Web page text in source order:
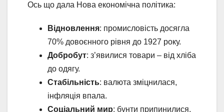
Ось що дала Нова економічна політика:
Відновлення: промисловість досягла
70% довоєнного рівня до 1927 року.
Добробут: з’явилися товари – від хліба
до одягу.
Стабільність: валюта зміцнилася,
інфляція впала.
Соціальний мир: бунти припинилися,